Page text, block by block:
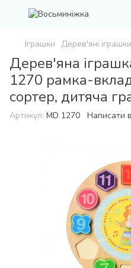
Іграшки Дерев'яні іграшки
Дерев'яна
1270 рамка-
сортер, дитяча
Артикул: MD 1270 Написати